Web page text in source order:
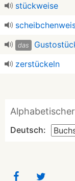
stückweise
das
zerstückeln
Deutsch: